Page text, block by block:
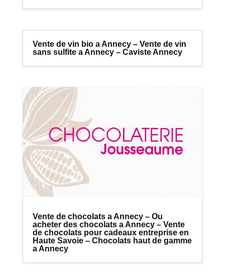
Vente de vin bio a Annecy – Vente de vin
sans sulfite a Annecy – Caviste Annecy
Vente de chocolats a Annecy – Ou
acheter des chocolats a Annecy – Vente
de chocolats pour cadeaux entreprise en
Haute Savoie – Chocolats haut de gamme
a Annecy